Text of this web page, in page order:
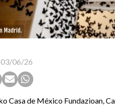
Madrid.
03/06/26
Casa de México Fundazioan,